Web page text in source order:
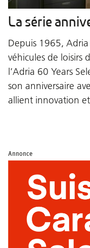
La série
Depuis 1965,
véhicules de loisirs
l’Adria 60 Years
son anniversaire
allient innovation
Annonce